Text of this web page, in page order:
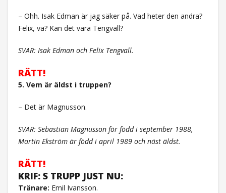
– Ohh. Isak Edman är jag säker på. Vad heter den andra?
Felix, va? Kan det vara Tengvall?
SVAR: Isak Edman och Felix Tengvall.
RÄTT!
5. Vem är äldst i truppen?
– Det är Magnusson.
SVAR: Sebastian Magnusson för född i september 1988,
Martin Ekström är född i april 1989 och näst äldst.
RÄTT!
KRIF: S TRUPP JUST NU:
Tränare: Emil Ivansson.